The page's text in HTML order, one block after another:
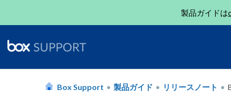
製品ガイドは
Box Support 製品ガイド リリースノート